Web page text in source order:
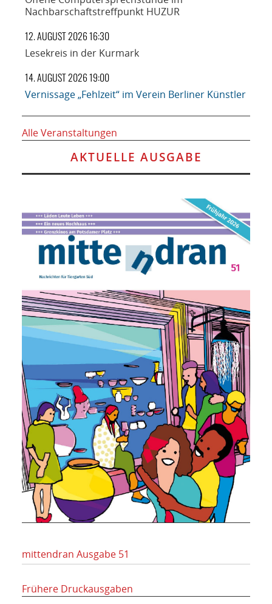
Nachbarschaftstreffpunkt HUZUR
12. AUGUST 2026 16:30
Lesekreis in der Kurmark
14. AUGUST 2026 19:00
Vernissage „Fehlzeit“ im Verein Berliner Künstler
Alle Veranstaltungen
AKTUELLE AUSGABE
mittendran Ausgabe 51
Frühere Druckausgaben